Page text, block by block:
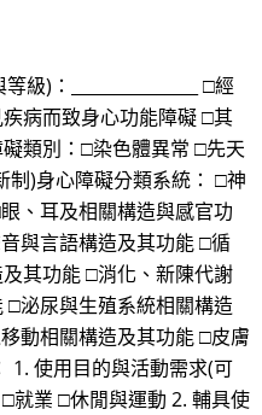
)：_______________ □經
病而致身心功能障礙 □其
類別：□染色體異常 □先天
制)身心障礙分類系統： □神
、耳及相關構造與感官功
與言語構造及其功能 □循
其功能 □消化、新陳代謝
泌尿與生殖系統相關構造
動相關構造及其功能 □皮膚
1. 使用目的與活動需求(可
就業 □休閒與運動 2. 輔具使